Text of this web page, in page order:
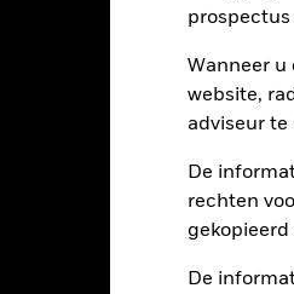
Wanneer u
website,
adviseur te
De
rechten
De
EUR
MSCI EMU Net TR Index (EUR)
0,00%